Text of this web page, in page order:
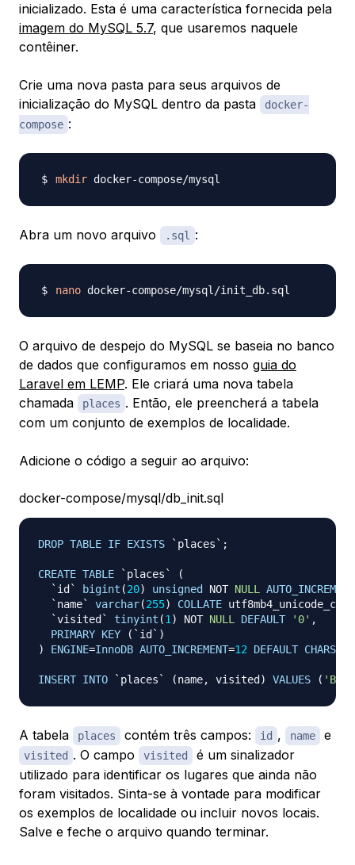
inicializado. Esta é uma característica fornecida pela
imagem do MySQL 5.7, que usaremos naquele
contêiner.
Crie uma nova pasta para seus arquivos de
inicialização do MySQL dentro da pasta
docker-
compose :
mkdir
Abra um novo arquivo .sql :
nano
O arquivo de despejo do MySQL se baseia no banco
de dados que configuramos em nosso guia do
Laravel em LEMP. Ele criará uma nova tabela
chamada
places . Então, ele preencherá a tabela
com um conjunto de exemplos de localidade.
Adicione o código a seguir ao arquivo:
docker-compose/mysql/db_init.sql
DROP TABLE IF EXISTS ` places ` ;
CREATE TABLE ` places `
(
` id ` bigint (20) unsigned NOT NULL AUTO_INCREMENT
` name` varchar(255) COLLATE utf8mb4_unicode_ci
`visited ` tinyint (1) NOT NULL DEFAULT '0' ,
PRIMARY KEY ( ` id ` )
)
ENGINE=InnoDB AUTO_INCREMENT=12 DEFAULT CHARSET
INSERT INTO ` places ` (name, visited ) VALUES (
A tabela places contém três campos: id , name e
visited . O campo visited
é um sinalizador
utilizado para identificar os lugares que ainda não
foram visitados. Sinta-se à vontade para modificar
os exemplos de localidade ou incluir novos locais.
Salve e feche o arquivo quando terminar.